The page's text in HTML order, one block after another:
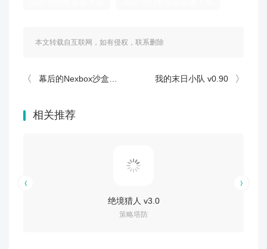
本文转载自互联网，如有侵权，联系删除
幕后的Nexbox沙盒中文版 v11.6.1 我的末日小队 v0.90
相关推荐
绝境猎人 v3.0
策略塔防